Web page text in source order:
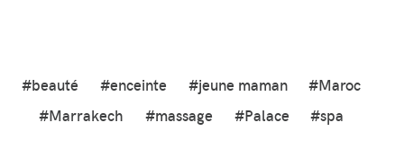
#beauté #enceinte #jeune maman
#Maroc
#Marrakech
#massage #Palace #spa